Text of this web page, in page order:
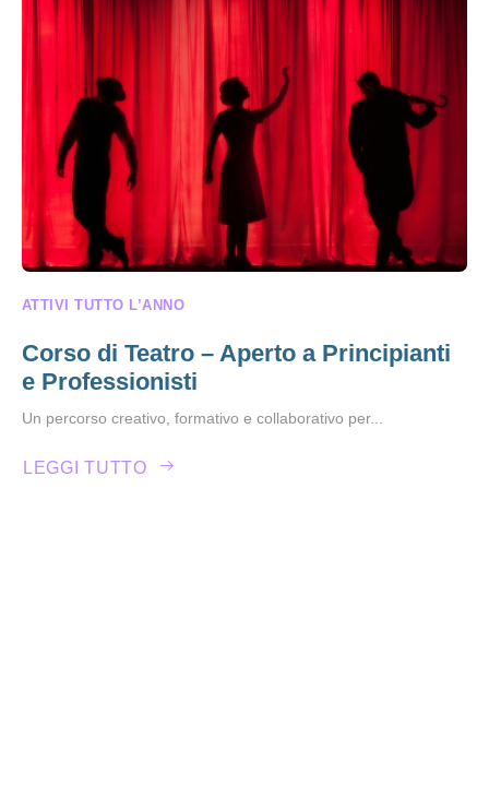
ATTIVI TUTTO L’ANNO
Corso di Teatro – Aperto a Principianti
e Professionisti
Un percorso creativo, formativo e collaborativo per...
LEGGI TUTTO